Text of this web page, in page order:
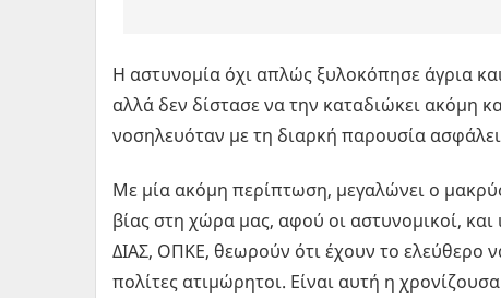
Η αστυνομία όχι απλώς ξυλοκόπησε άγρια
αλλά δεν δίστασε να την καταδιώκει ακόμη
νοσηλευόταν με τη διαρκή παρουσία
Με μία ακόμη περίπτωση, μεγαλώνει ο
βίας στη χώρα μας, αφού οι αστυνομικοί,
ΔΙΑΣ, ΟΠΚΕ, θεωρούν ότι έχουν το ελεύθερο
πολίτες ατιμώρητοι. Είναι αυτή η